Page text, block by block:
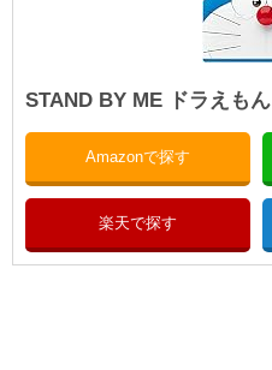
STAND BY ME ドラえもん
Amazonで探す
楽天で探す